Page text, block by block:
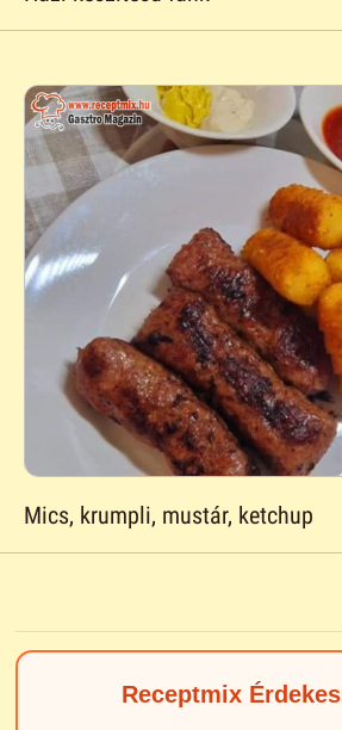
Mics, krumpli, mustár, ketchup
Receptmix